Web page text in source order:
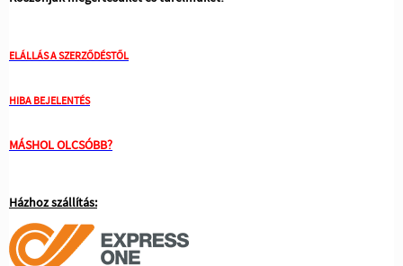
ELÁLLÁS A SZERZŐDÉSTŐL
HIBA BEJELENTÉS
MÁSHOL OLCSÓBB?
Házhoz szállítás: